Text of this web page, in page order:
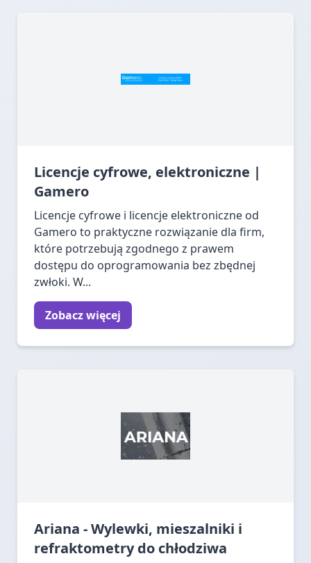
Licencje cyfrowe, elektroniczne |
Gamero
Licencje cyfrowe i licencje elektroniczne od
Gamero to praktyczne rozwiązanie dla firm,
które potrzebują zgodnego z prawem
dostępu do oprogramowania bez zbędnej
zwłoki. W...
Zobacz więcej
Ariana - Wylewki, mieszalniki i
refraktometry do chłodziwa